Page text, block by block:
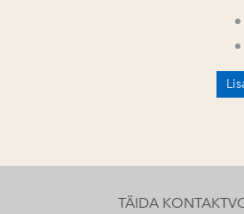
TÄIDA